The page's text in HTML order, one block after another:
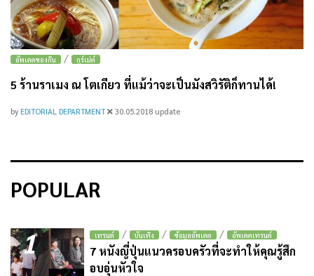
อัพเดตของกิน / กูร์เม่ต์
5 ร้านราเมง ณ โตเกียว ที่แม้ว่าจะเป็นมังสวิรัติก็ทานได้!
by EDITORIAL DEPARTMENT 30.05.2018 update
POPULAR
1 เทรนด์ / บันเทิง / ข้อมูลอัพเดต / อัพเดตเทรนด์
7 หนังญี่ปุ่นแนวครอบครัวที่จะทำให้คุณรู้สึก
อบอุ่นหัวใจ